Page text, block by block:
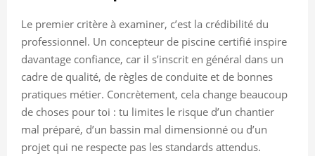
Le premier critère à examiner, c’est la crédibilité du
professionnel. Un concepteur de piscine certifié inspire
davantage confiance, car il s’inscrit en général dans un
cadre de qualité, de règles de conduite et de bonnes
pratiques métier. Concrètement, cela change beaucoup
de choses pour toi : tu limites le risque d’un chantier
mal préparé, d’un bassin mal dimensionné ou d’un
projet qui ne respecte pas les standards attendus.